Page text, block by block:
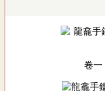
卷一